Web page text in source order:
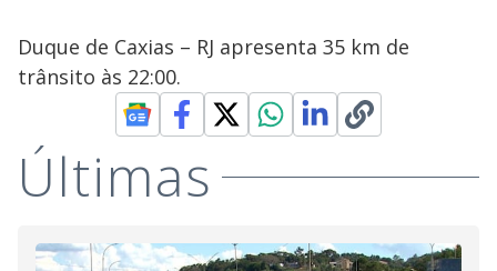
Duque de Caxias – RJ apresenta 35 km de
trânsito às 22:00.
Últimas